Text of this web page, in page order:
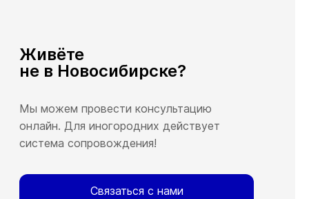
Живёте
не в Новосибирске?
Мы можем провести консультацию
онлайн. Для иногородних действует
система сопровождения!
Связаться с нами